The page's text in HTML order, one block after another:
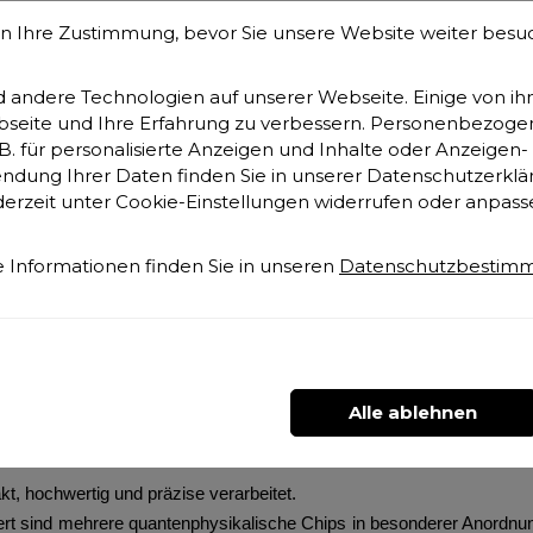
und kompakte Rundum-Versorgung zur
und natürliche Felder auf und wandelt
sich vor allem in einerbesseren Regeneration in den
für eine unendliche Vermehrung der Biophotonen, denn Licht ist
dieVerbrennung und alle mechanischen und elektrischen
sich der
Biophotonen GENERATOR Car bigin seinem
hochwertig und präzise verarbeitet.
sind mehrere quantenphysikalische Chips in besonderer
Ihre Zustimmung, bevor Sie unsere Website weiter
Technologien auf unserer Webseite. Einige von
und Ihre Erfahrung zu verbessern.
für personalisierte Anzeigen und Inhalte oder
Ihrer Daten finden Sie in unserer
unter Cookie-Einstellungen widerrufen oder
Informationen finden Sie in unseren
Alle ablehnen